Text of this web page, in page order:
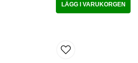
LÄGG I VARUKORGEN